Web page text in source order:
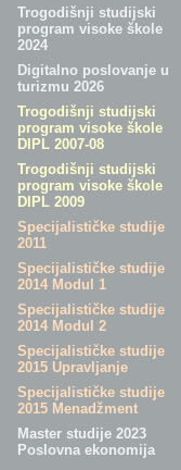
Trogodišnji studijski
program visoke škole
2024
Digitalno poslovanje u
turizmu 2026
Trogodišnji studijski
program visoke škole
DIPL 2007-08
Trogodišnji studijski
program visoke škole
DIPL 2009
Specijalističke studije
2011
Specijalističke studije
2014 Modul 1
Specijalističke studije
2014 Modul 2
Specijalističke studije
2015 Upravljanje
Specijalističke studije
2015 Menadžment
Master studije 2023
Poslovna ekonomija